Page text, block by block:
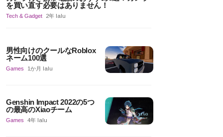
を買い直す必要はありません！
Tech & Gadget 2年 lalu
男性向けのクールなRoblox
ネーム100選
Games 1か月 lalu
Genshin Impact 2022の5つ
の最高のXiaoチーム
Games 4年 lalu